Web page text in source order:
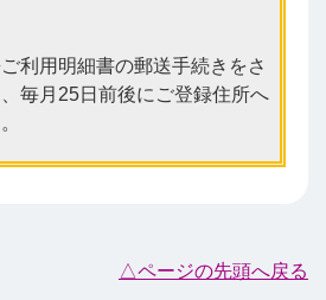
利用明細書の郵送手続きをさ
毎月25日前後にご登録住所へ
△ページの先頭へ戻る